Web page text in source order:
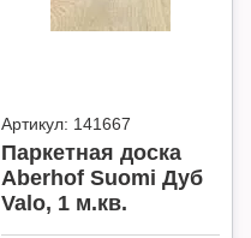
Артикул: 141667
Паркетная доска
Aberhof Suomi Дуб
Valo, 1 м.кв.